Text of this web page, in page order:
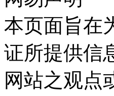
本页面旨在
证所提供信
网站之观点